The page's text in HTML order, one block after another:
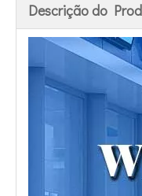
Descrição do